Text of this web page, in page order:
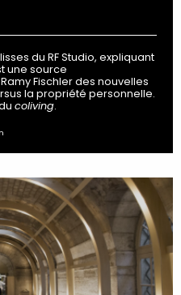
du RF Studio, expliquant
une source
Fischler des nouvelles
la propriété personnelle.
coliving.